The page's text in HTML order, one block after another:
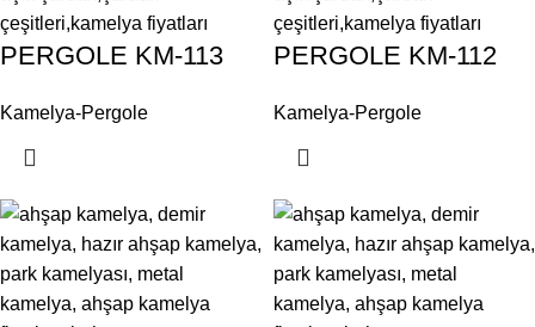
PERGOLE KM-113
Kamelya-Pergole
PERGOLE KM-112
Kamelya-Pergole